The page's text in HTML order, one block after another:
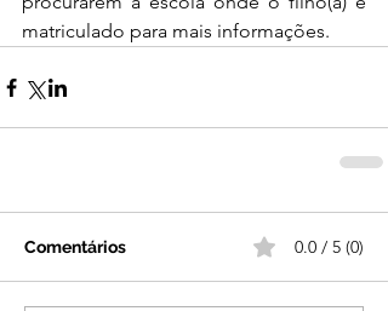
matriculado para mais informações.
Comentários 0.0 / 5 (0)